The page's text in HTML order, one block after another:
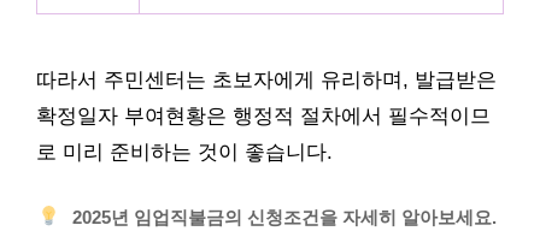
따라서 주민센터는 초보자에게 유리하며, 발급받은
확정일자 부여현황은 행정적 절차에서 필수적이므
로 미리 준비하는 것이 좋습니다.
2025년 임업직불금의 신청조건을 자세히 알아보세요.